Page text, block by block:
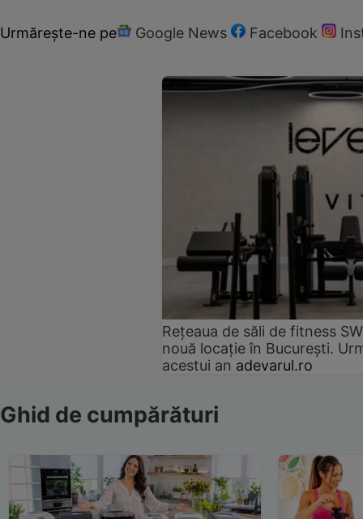
Urmărește-ne pe Google News Facebook
Rețeaua de săli de fitness
nouă locație în București.
acestui an adevarul.ro
Ghid de cumpărături